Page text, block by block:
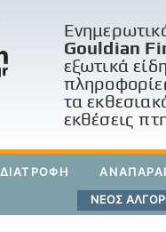
Gouldian
εξωτικά
τα
εκθέσεις
ΔΙΑΤΡΟΦΗ
ΝΕΟΣ